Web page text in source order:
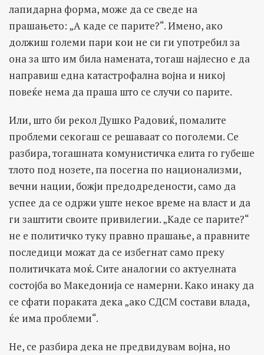
лапидарна форма, може да се сведе на
прашањето: „А каде се парите?“. Имено, ако
должиш големи пари кои не си ги употребил за
она за што им била намената, тогаш најлесно е да
направиш една катастрофална војна и никој
повеќе нема да праша што се случи со парите.
Или, што би рекол Душко Радовиќ, помалите
проблеми секогаш се решаваат со поголеми. Се
разбира, тогашната комунистичка елита го губеше
тлото под нозете, па посегна по национализми,
вечни нации, божји предодредености, само да
успее да се одржи уште некое време на власт и да
ги заштити своите привилегии. „Каде се парите?“
не е политичко туку правно прашање, а правните
последици можат да се избегнат само преку
политичката моќ. Сите аналогии со актуелната
состојба во Македонија се намерни. Како инаку да
се сфати пораката дека „ако СДСМ состави влада,
ќе има проблеми“.
Не, се разбира дека не предвидувам војна, но